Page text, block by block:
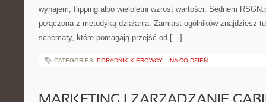
wynajem, flipping albo wieloletni wzrost wartości. Sednem
połączona z metodyką działania. Zamiast ogólników znajdziesz
schematy, które pomagają przejść od […]
CATEGORIES: PORADNIK KIEROWCY – NA CO DZIEŃ